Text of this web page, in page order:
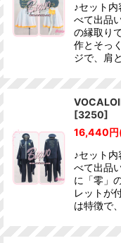
♪セット
べて出品
の縁取り
作とそっ
ジで、肩
[3250]
16,440円
♪セット
べて出品
に「零」
レットが
は特徴で